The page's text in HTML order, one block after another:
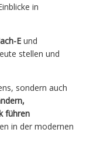
in
E und
stellen und
sondern auch
führen
in der modernen